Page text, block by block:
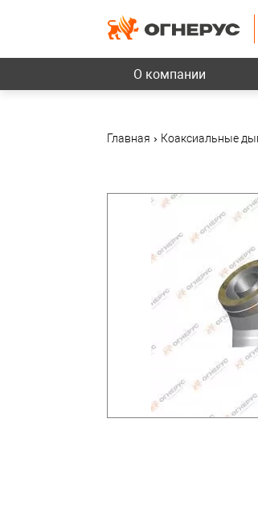
О компании
Главная › Коаксиальные